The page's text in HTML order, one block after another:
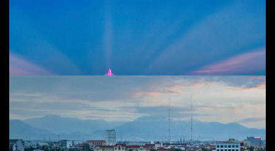
Quảng Bình Quan
T.P Đồng Hới
25$